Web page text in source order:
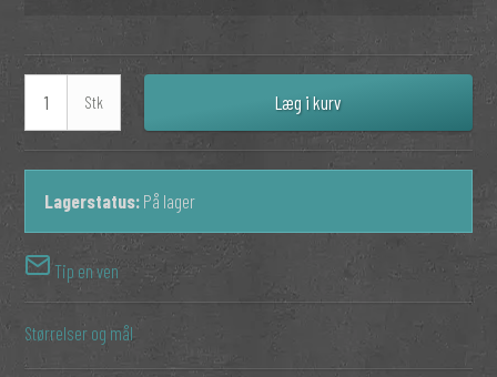
Stk Læg i kurv
Lagerstatus: På lager
Tip en ven
Størrelser og mål